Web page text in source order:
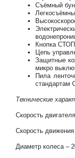
Съёмный
Кнопка
Цепь
Защитные
микро
Пила
стандартам
Технические
Скорость
Скорость
Диаметр колеса –